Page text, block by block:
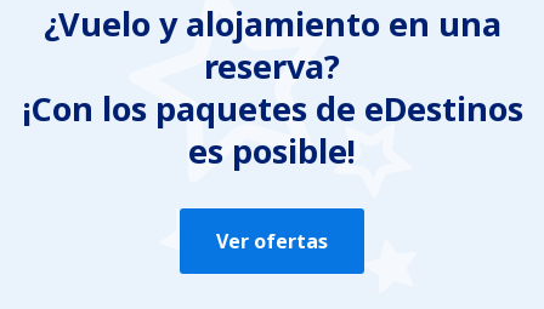
Contiene información incorrecta
No profundiza en el tema
Es demasiado largo
¿Vuelo y alojamiento en una
reserva?
¡Con los paquetes de eDestinos
es posible!
Ver ofertas